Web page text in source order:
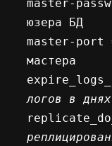
master-
юзера БД
master-port
мастера
логов в днях